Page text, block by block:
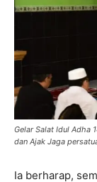
Gelar Salat Idul Adha
dan Ajak Jaga
Ia berharap,